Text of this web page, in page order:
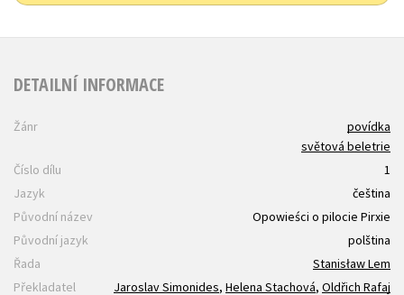
DETAILNÍ INFORMACE
Žánr
povídka
světová beletrie
Číslo dílu
1
Jazyk
čeština
Původní název
Opowieści o pilocie Pirxie
Původní jazyk
polština
Řada
Stanisław Lem
Překladatel
Jaroslav Simonides, Helena Stachová, Oldřich Rafaj